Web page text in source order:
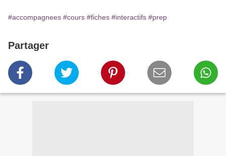
#accompagnees #cours #fiches #interactifs #prep
Partager